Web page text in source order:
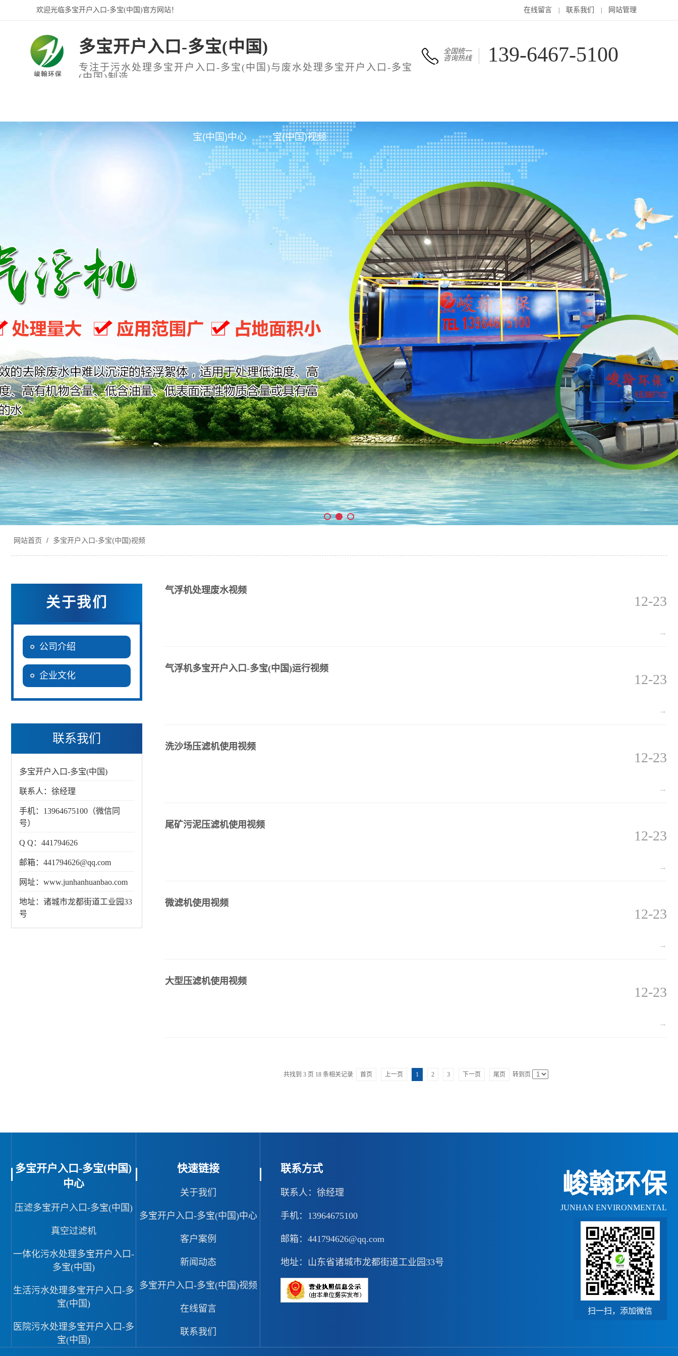
欢迎光临多宝开户入口-多宝(中国)官方网站！ 在线留言 联系我们 网站管理
多宝开户入口-多宝(中国)
专注于污水处理多宝开户入口-多宝(中国)与废水处理多宝开户入口-多宝
(中国)制造
全国统一
咨询热线
139-6467-5100
宝(中国)中心 宝(中国)视频
网站首页 / 多宝开户入口-多宝(中国)视频
关于我们
公司介绍
企业文化
联系我们
多宝开户入口-多宝(中国)
联系人：徐经理
手机：13964675100（微信同
号）
Q Q：441794626
邮箱：441794626@qq.com
网址：www.junhanhuanbao.com
地址：诸城市龙都街道工业园33
号
气浮机处理废水视频
12-23
→
气浮机多宝开户入口-多宝(中国)运行视频
12-23
→
洗沙场压滤机使用视频
12-23
→
尾矿污泥压滤机使用视频
12-23
→
微滤机使用视频
12-23
→
大型压滤机使用视频
12-23
→
共找到 3 页 18 条相关记录 首页 上一页 1 2 3 下一页 尾页 转到页
多宝开户入口-多宝(中国)
中心
压滤多宝开户入口-多宝(中国)
真空过滤机
一体化污水处理多宝开户入口-
多宝(中国)
生活污水处理多宝开户入口-多
宝(中国)
医院污水处理多宝开户入口-多
宝(中国)
快速链接
关于我们
多宝开户入口-多宝(中国)中心
客户案例
新闻动态
多宝开户入口-多宝(中国)视频
在线留言
联系我们
联系方式
联系人：徐经理
手机：13964675100
邮箱：441794626@qq.com
地址：山东省诸城市龙都街道工业园33号
峻翰环保
JUNHAN ENVIRONMENTAL
扫一扫，添加微信